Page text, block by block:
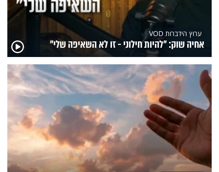
ערוץ הידברות VOD
אחיה שוק: "להיות חילוני - זו לא השאיפה שלי"